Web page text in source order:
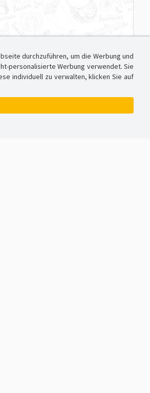
durchzuführen, um die Werbung und
personalisierte Werbung verwendet. Sie
individuell zu verwalten, klicken Sie auf